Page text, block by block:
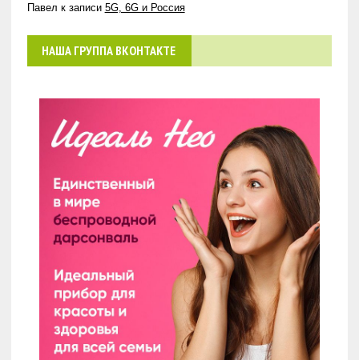
Павел к записи 5G, 6G и Россия
НАША ГРУППА ВКОНТАКТЕ